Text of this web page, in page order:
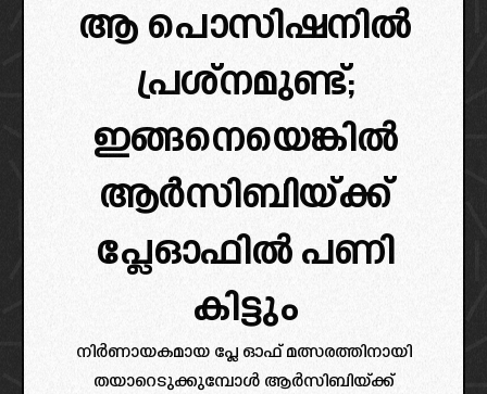
ആ പൊസിഷനിൽ
പ്രശ്നമുണ്ട്;
ഇങ്ങനെയെങ്കിൽ
ആർസിബിയ്ക്ക്
പ്ലേഓഫിൽ പണി
കിട്ടും
നിർണായകമായ പ്ലേ ഓഫ് മത്സരത്തിനായി
തയാറെടുക്കുമ്പോൾ ആർസിബിയ്ക്ക്